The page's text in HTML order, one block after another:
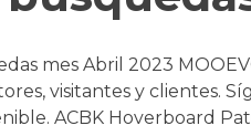
mes Abril 2023
visitantes y clientes.
ACBK Hoverboard